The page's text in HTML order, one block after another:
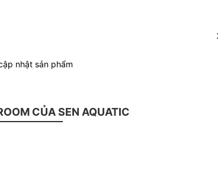
nhật sản phẩm
CỦA SEN AQUATIC